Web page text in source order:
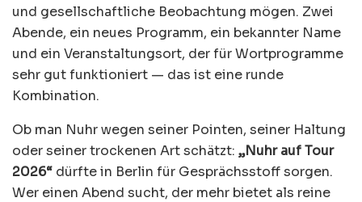
und gesellschaftliche Beobachtung mögen. Zwei
Abende, ein neues Programm, ein bekannter Name
und ein Veranstaltungsort, der für Wortprogramme
sehr gut funktioniert — das ist eine runde
Kombination.
Ob man Nuhr wegen seiner Pointen, seiner Haltung
oder seiner trockenen Art schätzt: „Nuhr auf Tour
2026“ dürfte in Berlin für Gesprächsstoff sorgen.
Wer einen Abend sucht, der mehr bietet als reine